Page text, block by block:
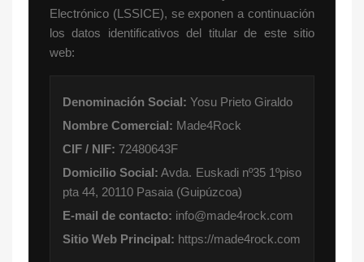
Electrónico (LSSICE), se exponen a continuación
los datos identificativos del titular de este sitio
web:
Denominación Social: Yosu Prieto Giraldo
Nombre Comercial: Made4Rock
CIF / NIF: 72480643F
Domicilio Social: Avda. Euskadi nº35 1ºpiso
pta 44, 20110 Pasaia (Guipúzcoa)
E-mail de contacto: info@made4rock.com
Sitio Web Principal: https://made4rock.com